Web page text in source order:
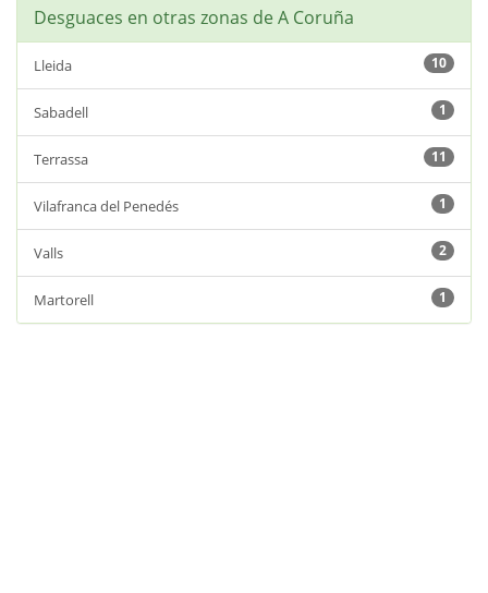
Desguaces en otras zonas de A Coruña
Lleida 10
Sabadell 1
Terrassa 11
Vilafranca del Penedés 1
Valls 2
Martorell 1